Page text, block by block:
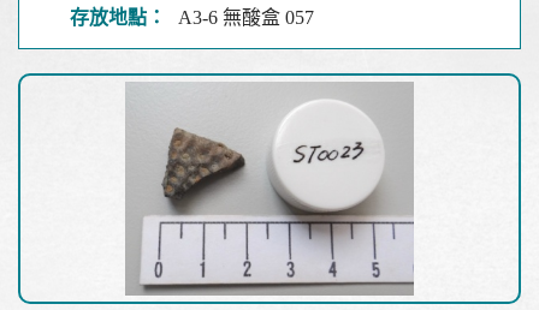
存放地點： A3-6 無酸盒 057